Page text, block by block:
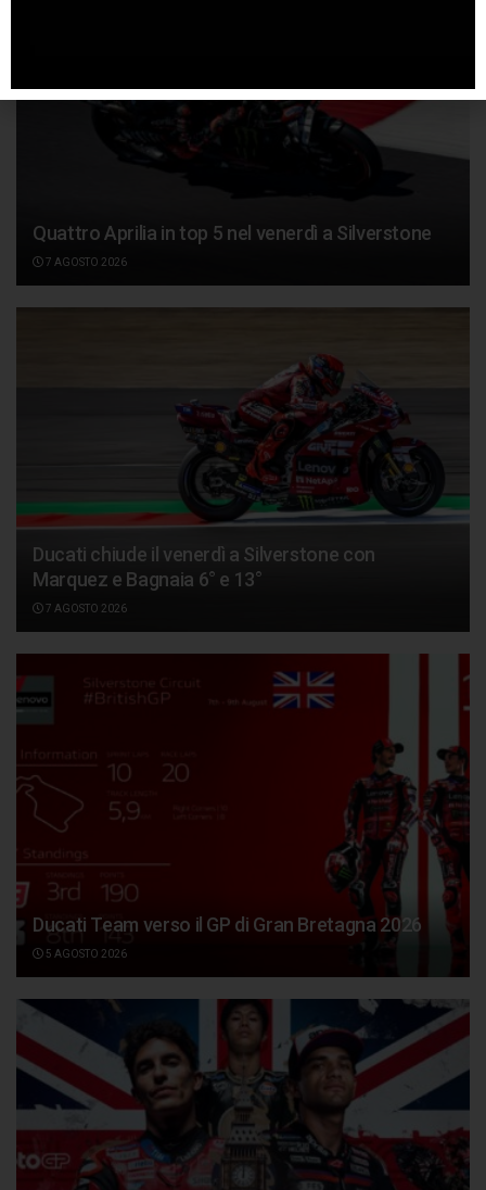
Quattro Aprilia in top 5 nel venerdì a Silverstone
7 AGOSTO 2026
Ducati chiude il venerdì a Silverstone con
Marquez e Bagnaia 6° e 13°
7 AGOSTO 2026
Ducati Team verso il GP di Gran Bretagna 2026
5 AGOSTO 2026